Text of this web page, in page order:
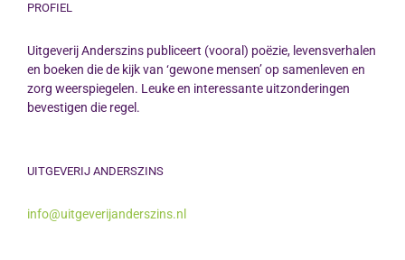
PROFIEL
Uitgeverij Anderszins publiceert (vooral) poëzie, levensverhalen
en boeken die de kijk van ‘gewone mensen’ op samenleven en
zorg weerspiegelen. Leuke en interessante uitzonderingen
bevestigen die regel.
UITGEVERIJ ANDERSZINS
info@uitgeverijanderszins.nl